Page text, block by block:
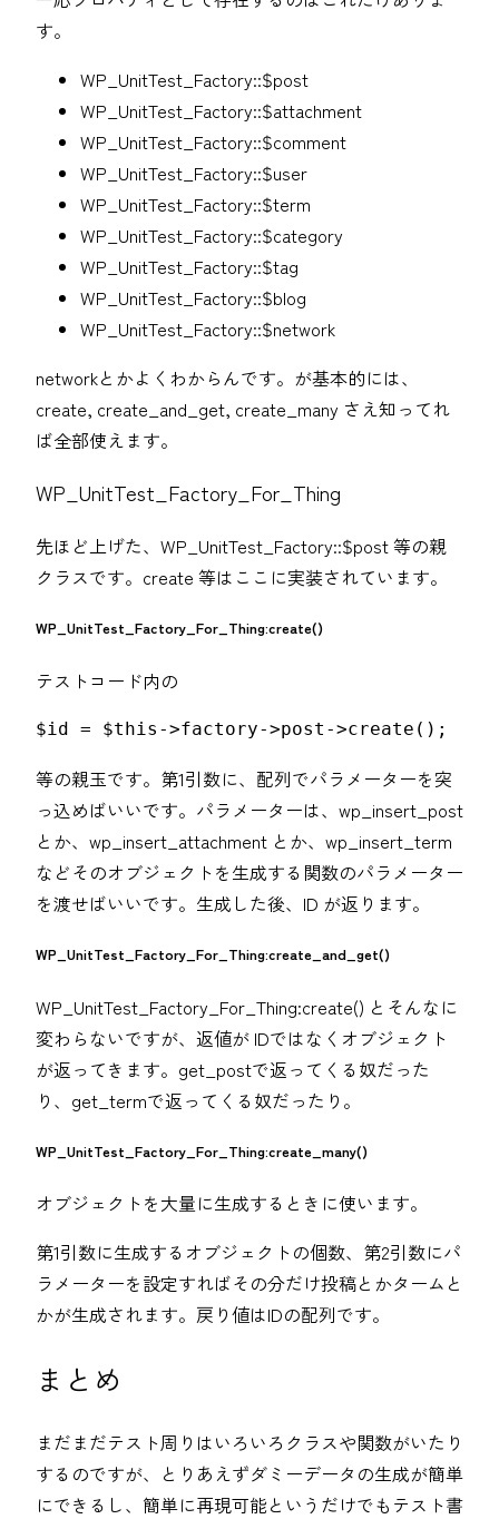
す。
WP_UnitTest_Factory::$post
WP_UnitTest_Factory::$attachment
WP_UnitTest_Factory::$comment
WP_UnitTest_Factory::$user
WP_UnitTest_Factory::$term
WP_UnitTest_Factory::$category
WP_UnitTest_Factory::$tag
WP_UnitTest_Factory::$blog
WP_UnitTest_Factory::$network
networkとかよくわからんです。が基本的には、
create, create_and_get, create_many さえ知ってれ
ば全部使えます。
WP_UnitTest_Factory_For_Thing
先ほど上げた、WP_UnitTest_Factory::$post 等の親
クラスです。create 等はここに実装されています。
WP_UnitTest_Factory_For_Thing:create()
テストコード内の
$id = $this->factory->post->create();
等の親玉です。第1引数に、配列でパラメーターを突
っ込めばいいです。パラメーターは、wp_insert_post
とか、wp_insert_attachment とか、wp_insert_term
などそのオブジェクトを生成する関数のパラメーター
を渡せばいいです。生成した後、ID が返ります。
WP_UnitTest_Factory_For_Thing:create_and_get()
WP_UnitTest_Factory_For_Thing:create() とそんなに
変わらないですが、返値が IDではなくオブジェクト
が返ってきます。get_postで返ってくる奴だった
り、get_termで返ってくる奴だったり。
WP_UnitTest_Factory_For_Thing:create_many()
オブジェクトを大量に生成するときに使います。
第1引数に生成するオブジェクトの個数、第2引数にパ
ラメーターを設定すればその分だけ投稿とかタームと
かが生成されます。戻り値はIDの配列です。
まとめ
まだまだテスト周りはいろいろクラスや関数がいたり
するのですが、とりあえずダミーデータの生成が簡単
にできるし、簡単に再現可能というだけでもテスト書